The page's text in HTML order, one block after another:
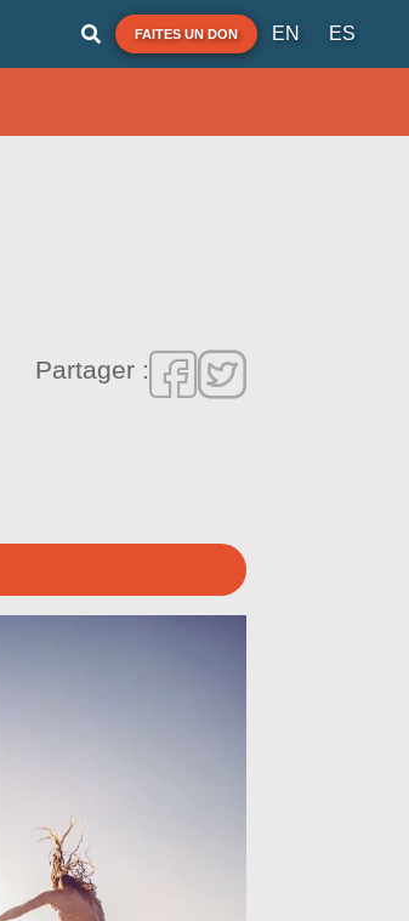
FAITES UN DON EN ES
Partager :